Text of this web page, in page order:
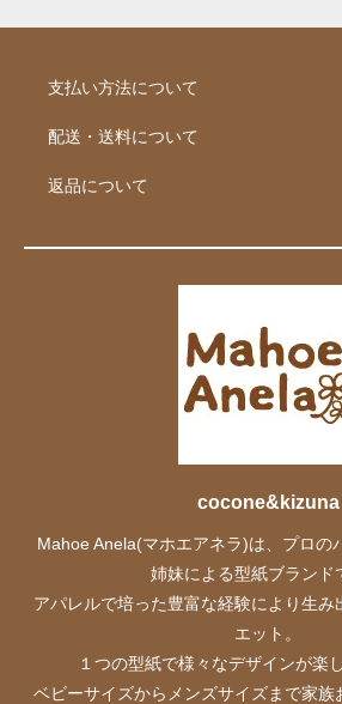
支払い方法について
配送・送料について
返品について
cocone&kizuna
Mahoe Anela(マホエアネラ)は、プロの
姉妹による型紙ブランド
アパレルで培った豊富な経験により生
エット。
１つの型紙で様々なデザインが楽
ベビーサイズからメンズサイズまで家族